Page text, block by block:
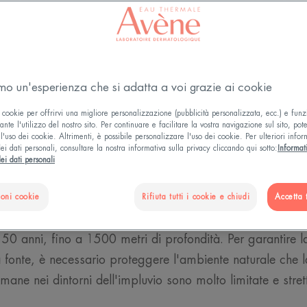
è un'area geografica che
idrico di un fiume.
vasta area, situata all'interno
dell'Alta Linguadoca,
nel sottosuolo.
nella terra andrà ad alimentare la sorgente Avène
anni, fino a 1500 metri di profondità. Per garantire
fonte, è necessario proteggere l'ambiente naturale che
nei dintorni dell'impluvio sono molto limitate e
un'esperienza che si adatta a voi grazie ai cookie
per offrirvi una migliore personalizzazione (pubblicità personalizzata, ecc.) e
l'utilizzo del nostro sito. Per continuare e facilitare la vostra navigazione sul sito,
dei cookie. Altrimenti, è possibile personalizzare l'uso dei cookie. Per ulteriori
dati personali, consultare la nostra informativa sulla privacy cliccando qui sotto:
dati personali
cookie Rifiuta tutti i cookie e chiudi Accetta